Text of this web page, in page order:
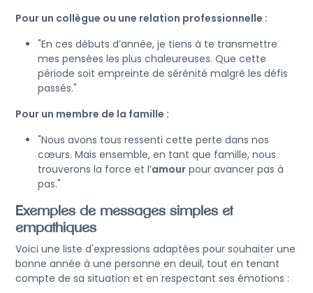
Pour un collègue ou une relation professionnelle :
"En ces débuts d’année, je tiens à te transmettre
mes pensées les plus chaleureuses. Que cette
période soit empreinte de sérénité malgré les défis
passés."
Pour un membre de la famille :
"Nous avons tous ressenti cette perte dans nos
cœurs. Mais ensemble, en tant que famille, nous
trouverons la force et l’amour pour avancer pas à
pas."
Exemples de messages simples et
empathiques
Voici une liste d'expressions adaptées pour souhaiter une
bonne année à une personne en deuil, tout en tenant
compte de sa situation et en respectant ses émotions :